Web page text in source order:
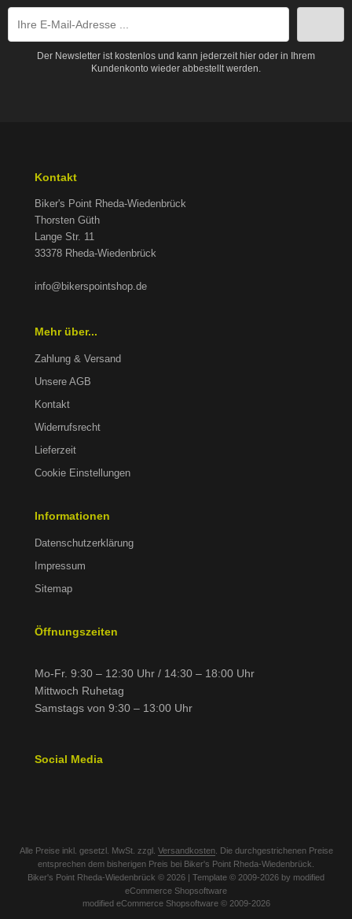
Der Newsletter ist kostenlos und kann jederzeit hier oder in Ihrem
Kundenkonto wieder abbestellt werden.
Kontakt
Biker's Point Rheda-Wiedenbrück
Thorsten Güth
Lange Str. 11
33378 Rheda-Wiedenbrück
info@bikerspointshop.de
Mehr über...
Zahlung & Versand
Unsere AGB
Kontakt
Widerrufsrecht
Lieferzeit
Cookie Einstellungen
Informationen
Datenschutzerklärung
Impressum
Sitemap
Öffnungszeiten
Mo-Fr. 9:30 – 12:30 Uhr / 14:30 – 18:00 Uhr
Mittwoch Ruhetag
Samstags von 9:30 – 13:00 Uhr
Social Media
Alle Preise inkl. gesetzl. MwSt. zzgl. Versandkosten. Die durchgestrichenen Preise
entsprechen dem bisherigen Preis bei Biker's Point Rheda-Wiedenbrück.
Biker's Point Rheda-Wiedenbrück © 2026 | Template © 2009-2026 by modified
eCommerce Shopsoftware
modified eCommerce Shopsoftware © 2009-2026